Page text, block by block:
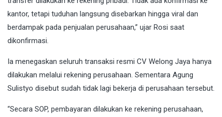
kantor, tetapi tuduhan langsung disebarkan hingga viral dan
berdampak pada penjualan perusahaan,” ujar Rosi saat
dikonfirmasi.
Ia menegaskan seluruh transaksi resmi CV Welong Jaya hanya
dilakukan melalui rekening perusahaan. Sementara Agung
Sulistyo disebut sudah tidak lagi bekerja di perusahaan tersebut.
“Secara SOP, pembayaran dilakukan ke rekening perusahaan,